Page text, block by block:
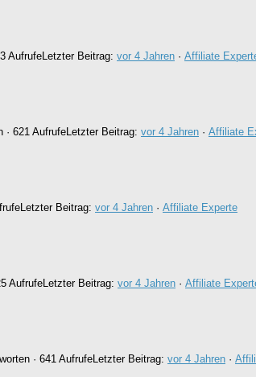
AufrufeLetzter Beitrag: vor 4 Jahren · Affiliate
· 621 AufrufeLetzter Beitrag: vor 4 Jahren · Affiliate
Letzter Beitrag: vor 4 Jahren · Affiliate Experte
AufrufeLetzter Beitrag: vor 4 Jahren · Affiliate
· 641 AufrufeLetzter Beitrag: vor 4 Jahren ·